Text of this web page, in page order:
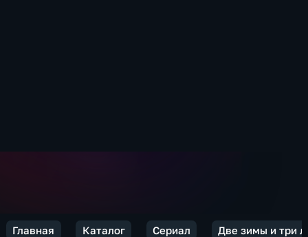
Главная Каталог Сериал Две зимы и три